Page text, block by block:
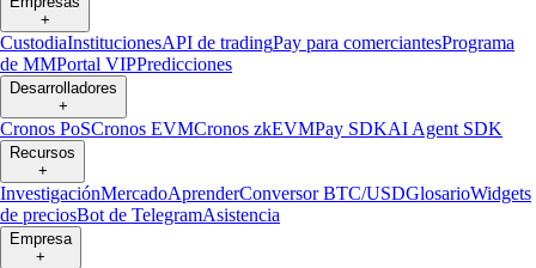
+
CustodiaInstitucionesAPI de tradingPay para comerciantesPrograma
de MMPortal VIPPredicciones
Desarrolladores
+
Cronos PoSCronos EVMCronos zkEVMPay SDKAI Agent SDK
Recursos
+
InvestigaciónMercadoAprenderConversor BTC/USDGlosarioWidgets
de preciosBot de TelegramAsistencia
Empresa
+